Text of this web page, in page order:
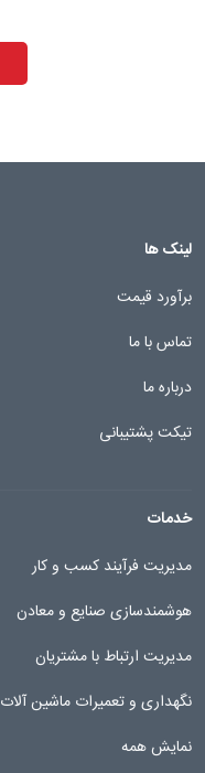
لینک ها
برآورد قیمت
تماس با ما
درباره ما
تیکت پشتیبانی
خدمات
مدیریت فرآیند کسب و کار
هوشمندسازی صنایع و معادن
مدیریت ارتباط با مشتریان
نگهداری و تعمیرات ماشین آلات
نمایش همه